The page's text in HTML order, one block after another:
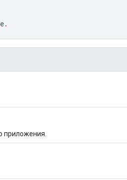
.
приложения.